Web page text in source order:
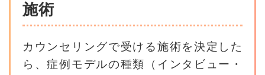
施術
カウンセリングで受ける施術を決定した
ら、症例モデルの種類（インタビュー・